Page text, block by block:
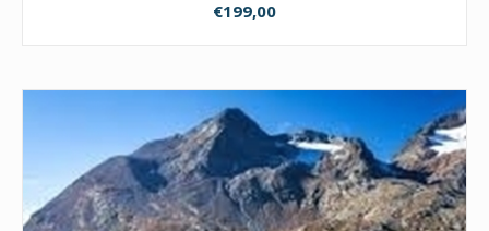
centar Barberino) 3НП
€199,00